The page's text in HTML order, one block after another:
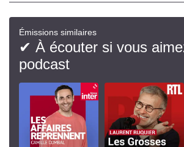
Émissions similaires
✔ À écouter si vous
podcast